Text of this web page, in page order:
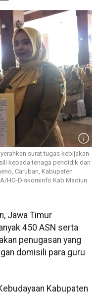
surat tugas kebijakan
kepada tenaga pendidik dan
Caruban, Kabupaten
HO-Diskominfo Kab Madiun
Jawa Timur
450 ASN serta
penugasan yang
domisili para guru
Kabupaten